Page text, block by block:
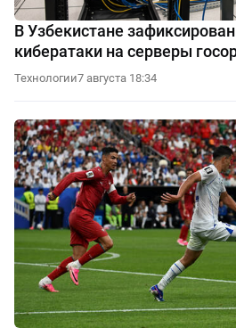
В Узбекистане
кибератаки на серверы
Технологии7 августа 18:34